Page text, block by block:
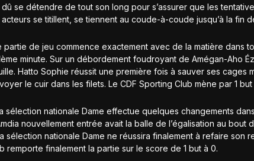
se détendre de tout son long pour s’assurer que les
acteurs se titillent, se tiennent au coude-à-coude jusqu’à la fin
partie de jeu commence exactement avec de la matière dans
minute. Sur un débordement foudroyant de Amégan-Aho
Hatto Sophie réussit une première fois à sauver ses cages
le cuir dans les filets. Le CDF Sporting Club mène par 1 but
sélection nationale Dame effectue quelques changements
nouvellement entrée avait la balle de l’égalisation au bout
sélection nationale Dame ne réussira finalement à refaire son
remporte finalement la partie sur le score de 1 but à 0.